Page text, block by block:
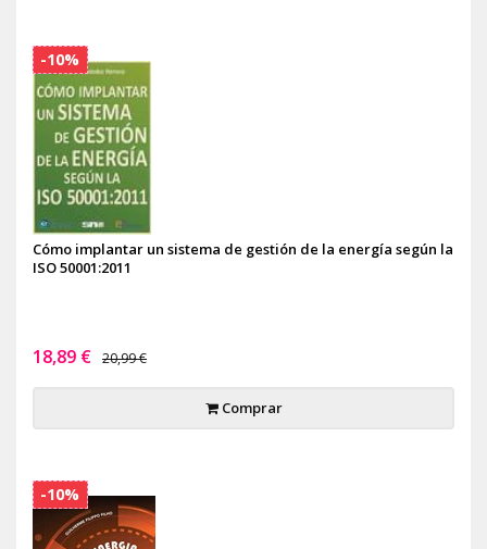
Cómo implantar un sistema de gestión de la energía según la
ISO 50001:2011
18,89 € 20,99 €
Comprar
-10%
-10%